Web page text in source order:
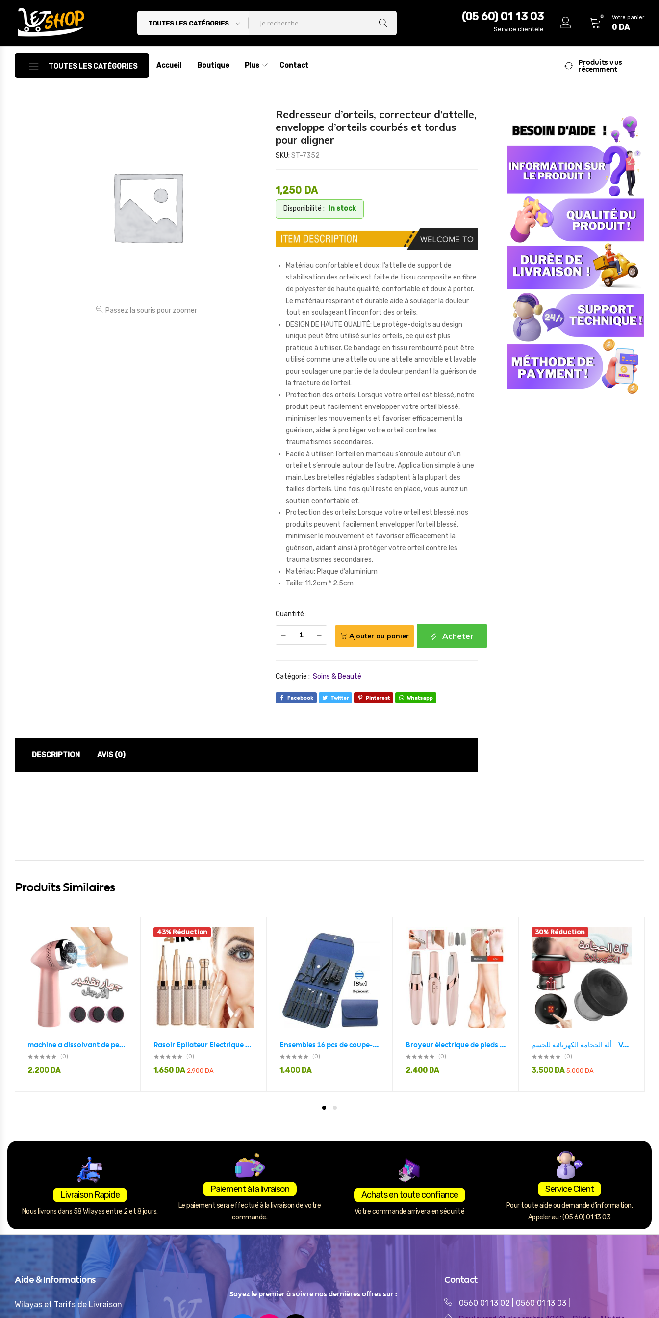
Letshop.dz
TOUTES LES CATÉGORIES
(05 60) 01 13 03
Service clientèle
0 Votre panier
0 DA
TOUTES LES CATÉGORIES Accueil Boutique Plus Contact
Produits vus
récemment
Passez la souris pour zoomer
Redresseur d’orteils, correcteur d’attelle,
enveloppe d’orteils courbés et tordus
pour aligner
SKU: ST-7352
1,250 DA
Disponibilité : In stock
Matériau confortable et doux: l’attelle de support de
stabilisation des orteils est faite de tissu composite en fibre
de polyester de haute qualité, confortable et doux à porter.
Le matériau respirant et durable aide à soulager la douleur
tout en soulageant l’inconfort des orteils.
DESIGN DE HAUTE QUALITÉ: Le protège-doigts au design
unique peut être utilisé sur les orteils, ce qui est plus
pratique à utiliser. Ce bandage en tissu rembourré peut être
utilisé comme une attelle ou une attelle amovible et lavable
pour soulager une partie de la douleur pendant la guérison de
la fracture de l’orteil.
Protection des orteils: Lorsque votre orteil est blessé, notre
produit peut facilement envelopper votre orteil blessé,
minimiser les mouvements et favoriser efficacement la
guérison, aider à protéger votre orteil contre les
traumatismes secondaires.
Facile à utiliser: l’orteil en marteau s’enroule autour d’un
orteil et s’enroule autour de l’autre. Application simple à une
main. Les bretelles réglables s’adaptent à la plupart des
tailles d’orteils. Une fois qu’il reste en place, vous aurez un
soutien confortable et.
Protection des orteils: Lorsque votre orteil est blessé, nos
produits peuvent facilement envelopper l’orteil blessé,
minimiser le mouvement et favoriser efficacement la
guérison, aidant ainsi à protéger votre orteil contre les
traumatismes secondaires.
Matériau: Plaque d’aluminium
Taille: 11.2cm * 2.5cm
Quantité :
Acheter
Ajouter au panier
Catégorie : Soins & Beauté
Facebook Twitter Pinterest Whatsapp
DESCRIPTION AVIS (0)
Produits Similaires
machine a dissolvant de peau morte, rotative USB
(0)
2,200 DA
43% Réduction
Rasoir Epilateur Electrique 4en1 pour Visage et Corps
(0)
2,900DA
1,650 DA
Ensembles 16 pcs de coupe-ongles professionnels en acier inoxydable
(0)
1,400 DA
Broyeur électrique de pieds et de peau morte
(0)
2,400 DA
30% Réduction
ألة الحجامة الكهربائية للجسم – Ventouse Hijama électrique
(0)
5,000DA
3,500 DA
Livraison Rapide
Nous livrons dans 58 Wilayas entre 2 et 8 jours.
Paiement à la livraison
Le paiement sera effectué à la livraison de votre
commande.
Achats en toute confiance
Votre commande arrivera en sécurité
Service Client
Pour toute aide ou demande d’information.
Appeler au : (05 60) 01 13 03
Aide & Informations
Wilayas et Tarifs de Livraison
Soyez le premier à suivre nos dernières offres sur :
Contact
0560 01 13 02 0560 01 13 03